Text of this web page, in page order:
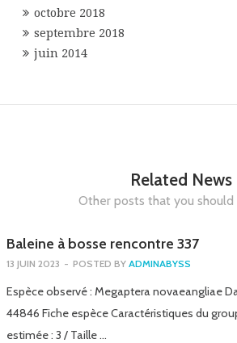
octobre 2018
septembre 2018
juin 2014
Related News
Other posts that you should
Baleine à bosse rencontre 337
13 JUIN 2023 - POSTED BY ADMINABYSS
Espèce observé : Megaptera novaeangliae
44846 Fiche espèce Caractéristiques du
estimée : 3 / Taille …